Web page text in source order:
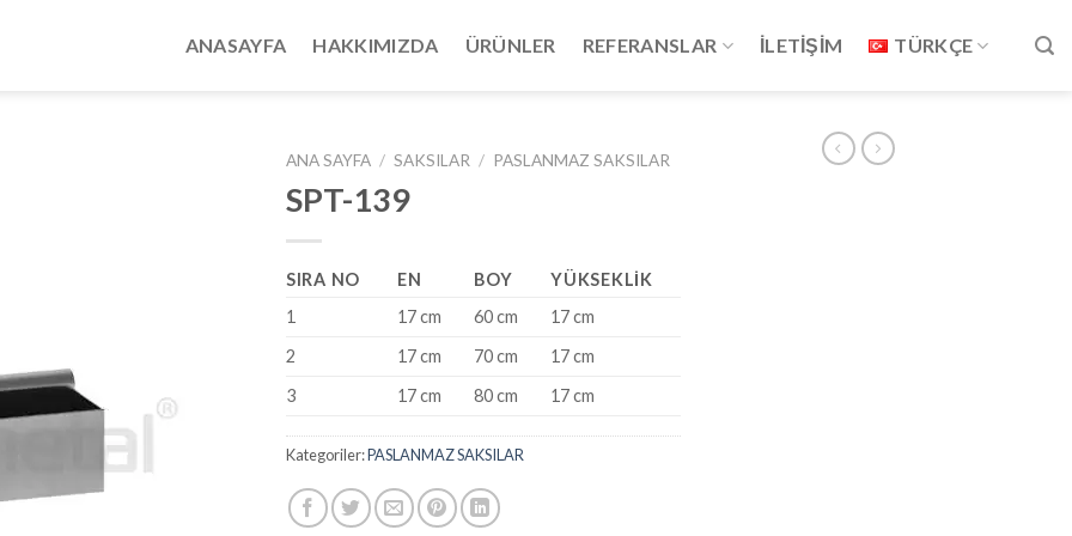
ANASAYFA HAKKIMIZDA ÜRÜNLER REFERANSLAR İLETİŞİM TÜRKÇE
ANA SAYFA / SAKSILAR / PASLANMAZ SAKSILAR
SPT-139
SIRA NO EN BOY
YÜKSEKLIK
1
17 cm 60 cm
17 cm
2
17 cm 70 cm
17 cm
3
17 cm 80 cm 17 cm
Kategoriler:PASLANMAZ SAKSILAR